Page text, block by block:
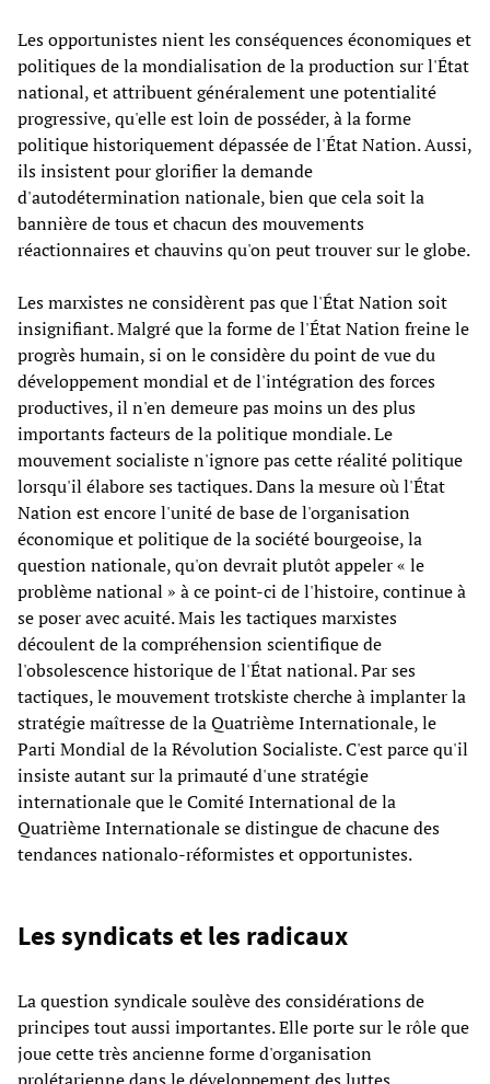
Les opportunistes nient les conséquences économiques et
politiques de la mondialisation de la production sur l'État
national, et attribuent généralement une potentialité
progressive, qu'elle est loin de posséder, à la forme
politique historiquement dépassée de l'État Nation. Aussi,
ils insistent pour glorifier la demande
d'autodétermination nationale, bien que cela soit la
bannière de tous et chacun des mouvements
réactionnaires et chauvins qu'on peut trouver sur le globe.
Les marxistes ne considèrent pas que l'État Nation soit
insignifiant. Malgré que la forme de l'État Nation freine le
progrès humain, si on le considère du point de vue du
développement mondial et de l'intégration des forces
productives, il n'en demeure pas moins un des plus
importants facteurs de la politique mondiale. Le
mouvement socialiste n'ignore pas cette réalité politique
lorsqu'il élabore ses tactiques. Dans la mesure où l'État
Nation est encore l'unité de base de l'organisation
économique et politique de la société bourgeoise, la
question nationale, qu'on devrait plutôt appeler « le
problème national » à ce point-ci de l'histoire, continue à
se poser avec acuité. Mais les tactiques marxistes
découlent de la compréhension scientifique de
l'obsolescence historique de l'État national. Par ses
tactiques, le mouvement trotskiste cherche à implanter la
stratégie maîtresse de la Quatrième Internationale, le
Parti Mondial de la Révolution Socialiste. C'est parce qu'il
insiste autant sur la primauté d'une stratégie
internationale que le Comité International de la
Quatrième Internationale se distingue de chacune des
tendances nationalo-réformistes et opportunistes.
Les syndicats et les radicaux
La question syndicale soulève des considérations de
principes tout aussi importantes. Elle porte sur le rôle que
joue cette très ancienne forme d'organisation
prolétarienne dans le développement des luttes